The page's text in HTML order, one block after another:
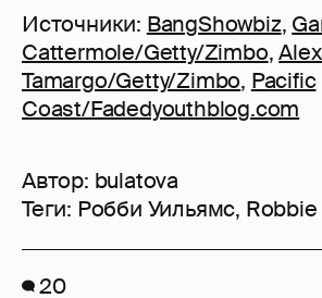
Источники: BangShowbiz,
Cattermole/Getty/Zimbo,
Tamargo/Getty/Zimbo, Pacific
Coast/Fadedyouthblog.com
Автор: bulatova
Теги: Робби Уильямс,
20